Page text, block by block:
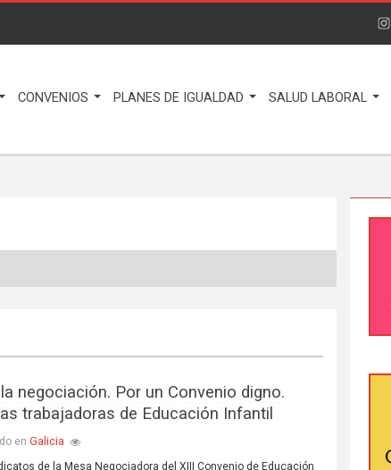
CONVENIOS PLANES DE IGUALDAD SALUD LABORAL
negociación. Por un Convenio digno.
trabajadoras de Educación Infantil
enGalicia
de la Mesa Negociadora del XIII Convenio de Educación